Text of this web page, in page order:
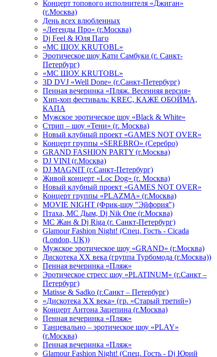
Концерт топового исполнителя «Джиган»
(г.Москва)
День всех влюбленных
«Легенды Про» (г.Москва)
Dj Feel & Юля Паго
«МС ШОУ. KRUTOBL»
Эротическое шоу Кати Самбуки (г. Санкт-
Петербург)
«МС ШОУ. KRUTOBL»
3D DVJ «Well Done» (г.Санкт-Петербург)
Пенная вечеринка «Пляж. Весенняя версия»
Хип-хоп фестиваль: KREC, КАЖЕ ОБОЙМА,
КАПА
Мужское эротическое шоу «Black & White»
Стрип – шоу «Тени» (г. Москва)
Новый клубный проект «GAMES NOT OVER»
Концерт группы «SEREBRO» (Серебро)
GRAND FASHION PARTY (г.Москва)
DJ VINI (г.Москва)
DJ MAGNIT (г.Санкт-Петербург)
Живой концерт «Loc Dog» (г. Москва)
Новый клубный проект «GAMES NOT OVER»
Концерт группы «PLAZMA» (г.Москва)
MOVIE NIGHT (Фрик-шоу "Эйфория")
Птаха, МС Дым, Dj Nik One (г.Москва)
МС Жан & Dj Riga (г. Санкт-Петербург)
Glamour Fashion Night! (Спец. Гость - Cicada
(London, UK))
Мужское эротическое шоу «GRAND» (г.Москва)
Дискотека XX века (группа Турбомода (г.Москва))
Пенная вечеринка «Пляж»
Эротическое стресс шоу «PLATINUM» (г.Санкт –
Петербург)
Matisse & Sadko (г.Санкт – Петербург)
«Дискотека ХХ века» (гр. «Старый третий»)
Концерт Антона Зацепина (г.Москва)
Пенная вечеринка «Пляж»
Танцевально – эротическое шоу «PLAY»
(г.Москва)
Пенная вечеринка «Пляж»
Glamour Fashion Night! (Спец. Гость - Dj Юрий